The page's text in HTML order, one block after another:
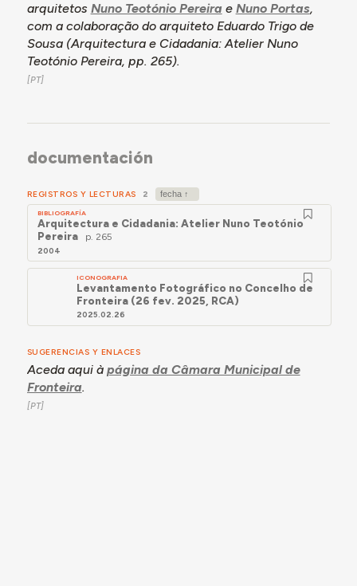
arquitetos Nuno Teotónio Pereirae Nuno Portas,
com a colaboração do arquiteto Eduardo Trigo de
Sousa (Arquitectura e Cidadania: Atelier Nuno
Teotónio Pereira, pp. 265).
documentación
REGISTROS Y LECTURAS 2
BIBLIOGRAFÍA
Arquitectura e Cidadania: Atelier Nuno Teotónio
Pereira
p. 265
2004
ICONOGRAFIA
Levantamento Fotográfico no Concelho de
Fronteira (26 fev. 2025, RCA)
2025.02.26
SUGERENCIAS Y ENLACES
Aceda aqui à página da Câmara Municipal de
Fronteira.